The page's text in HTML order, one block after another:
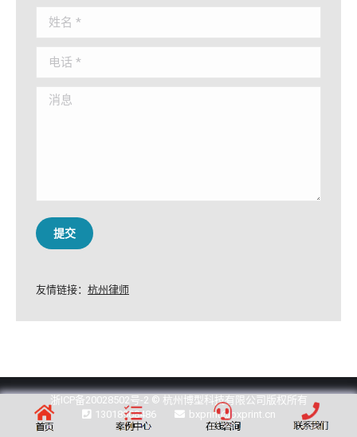
姓名 *
电话 *
消息
提交
友情链接： 杭州律师
浙ICP备20028502号-2 © 杭州博型科技有限公司版权所有
13018908486
bxprint@bxprint.cn